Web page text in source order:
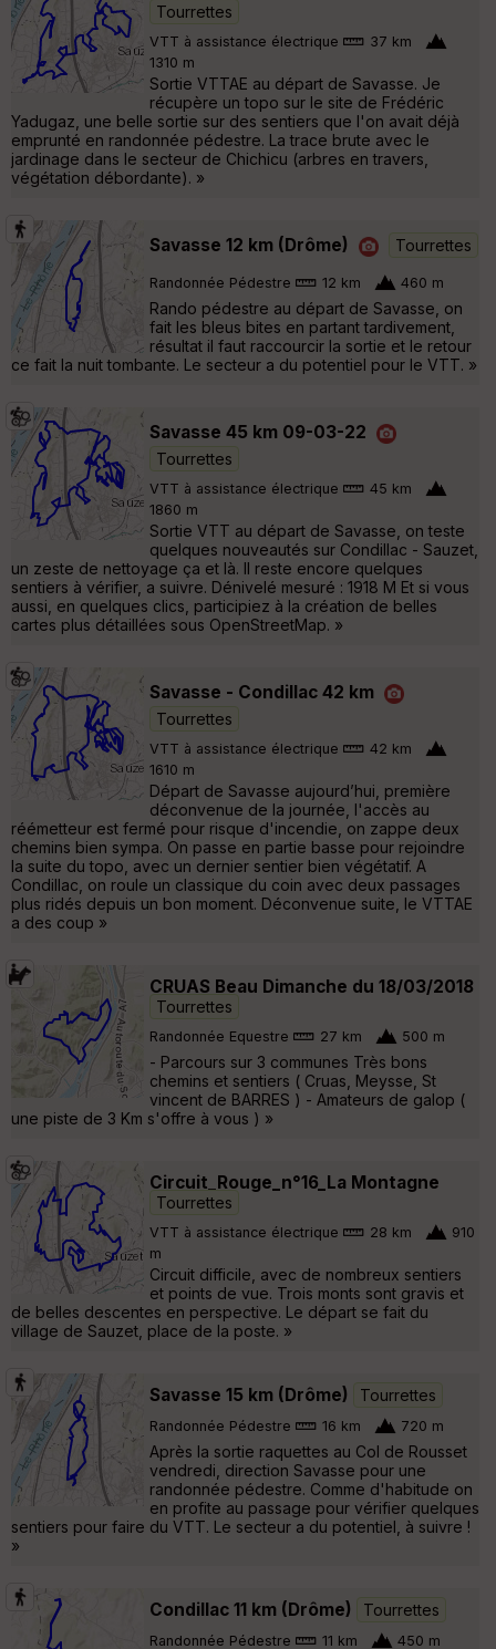
Tourrettes
VTT à assistance électrique
37 km
1310 m
Sortie VTTAE au départ de Savasse. Je
récupère un topo sur le site de Frédéric
Yadugaz, une belle sortie sur des sentiers que l'on avait déjà
emprunté en randonnée pédestre. La trace brute avec le
jardinage dans le secteur de Chichicu (arbres en travers,
végétation débordante). »
Savasse 12 km (Drôme) Tourrettes
Randonnée Pédestre 12 km 460 m
Rando pédestre au départ de Savasse, on
fait les bleus bites en partant tardivement,
résultat il faut raccourcir la sortie et le retour
ce fait la nuit tombante. Le secteur a du potentiel pour le VTT. »
Savasse 45 km 09-03-22
Tourrettes
VTT à assistance électrique
45 km
1860 m
Sortie VTT au départ de Savasse, on teste
quelques nouveautés sur Condillac - Sauzet,
un zeste de nettoyage ça et là. Il reste encore quelques
sentiers à vérifier, a suivre. Dénivelé mesuré : 1918 M Et si vous
aussi, en quelques clics, participiez à la création de belles
cartes plus détaillées sous OpenStreetMap. »
Savasse - Condillac 42 km
Tourrettes
VTT à assistance électrique
42 km
1610 m
Départ de Savasse aujourd’hui, première
déconvenue de la journée, l'accès au
réémetteur est fermé pour risque d'incendie, on zappe deux
chemins bien sympa. On passe en partie basse pour rejoindre
la suite du topo, avec un dernier sentier bien végétatif. A
Condillac, on roule un classique du coin avec deux passages
plus ridés depuis un bon moment. Déconvenue suite, le VTTAE
a des coup »
CRUAS Beau Dimanche du 18/03/2018
Tourrettes
Randonnée Equestre 27 km 500 m
- Parcours sur 3 communes Très bons
chemins et sentiers ( Cruas, Meysse, St
vincent de BARRES ) - Amateurs de galop (
une piste de 3 Km s'offre à vous ) »
Circuit_Rouge_n°16_La Montagne
Tourrettes
VTT à assistance électrique 28 km
910
m
Circuit difficile, avec de nombreux sentiers
et points de vue. Trois monts sont gravis et
de belles descentes en perspective. Le départ se fait du
village de Sauzet, place de la poste. »
Savasse 15 km (Drôme) Tourrettes
Randonnée Pédestre 16 km 720 m
Après la sortie raquettes au Col de Rousset
vendredi, direction Savasse pour une
randonnée pédestre. Comme d'habitude on
en profite au passage pour vérifier quelques
sentiers pour faire du VTT. Le secteur a du potentiel, à suivre !
»
Condillac 11 km (Drôme) Tourrettes
Randonnée Pédestre 11 km 450 m